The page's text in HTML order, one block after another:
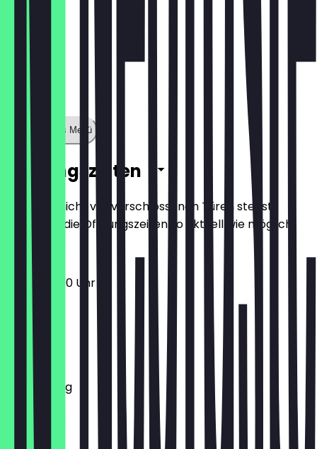
Zeige ganzes Menü
Öffnungszeiten
Damit du nicht vor verschlossenen Türen stehst,
halten wir die Öffnungszeiten so aktuell wie möglich.
13:00 - 22:00 Uhr
Montag
Dienstag
Mittwoch
Donnerstag
Freitag
Samstag
Sonntag